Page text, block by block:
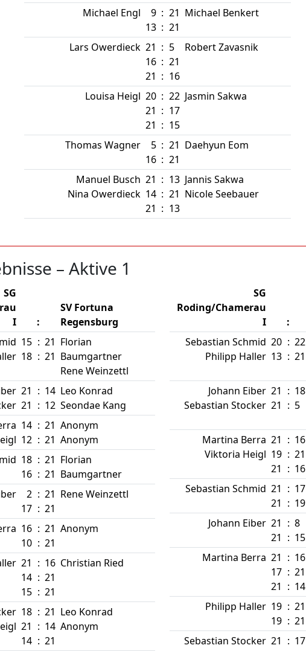
Michael Engl
9
13
:
:
21
21
Michael Benkert
Lars Owerdieck 21
16
21
:
:
:
5
21
16
Robert Zavasnik
Louisa Heigl 20
21
21
:
:
:
22
17
15
Jasmin Sakwa
Thomas Wagner
5
16
:
:
21
21
Daehyun Eom
Manuel Busch
Nina Owerdieck
21
14
21
:
:
:
13
21
13
Jannis Sakwa
Nicole Seebauer
– Aktive 1
SG
I
:
SV Fortuna
Regensburg
15
18
:
:
21
21
Florian
Baumgartner
Rene Weinzettl
21
21
:
:
14
12
Leo Konrad
Seondae Kang
14
12
:
:
21
21
Anonym
Anonym
18
16
:
:
21
21
Florian
Baumgartner
2
17
:
:
21
21
Rene Weinzettl
16
10
:
:
21
21
Anonym
21
14
15
:
:
:
16
21
21
Christian Ried
18
21
14
:
:
:
21
14
21
Leo Konrad
Anonym
SG
Roding/Chamerau
I
:
Sebastian Schmid
Philipp Haller
20
13
:
:
22
21
Johann Eiber
Sebastian Stocker
21
21
:
:
18
5
Martina Berra
Viktoria Heigl
21
19
21
:
:
:
16
21
16
Sebastian Schmid 21
21
:
:
17
19
Johann Eiber 21
21
:
:
8
15
Martina Berra 21
17
21
:
:
:
16
21
14
Philipp Haller 19
19
:
:
21
21
Sebastian Stocker 21 : 17